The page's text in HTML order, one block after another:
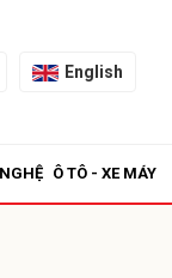
English
Ô TÔ - XE MÁY